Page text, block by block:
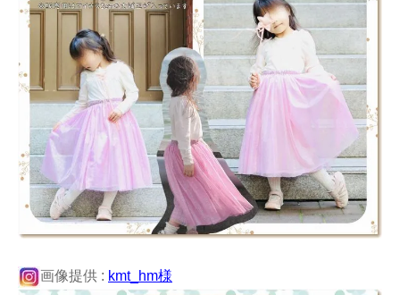
画像提供 : kmt_hm様